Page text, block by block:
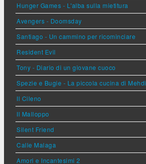
Hunger Games - L'alba sulla mietitura
Avengers - Doomsday
Santiago - Un cammino per ricominciare
Resident Evil
Tony - Diario di un giovane cuoco
Spezie e Bugie - La piccola cucina di Mehdi
Il Cileno
Il Malloppo
Silent Friend
Calle Malaga
Amori e Incantesimi 2